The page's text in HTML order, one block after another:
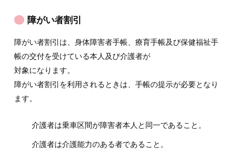
障がい者割引
障がい者割引は、身体障害者手帳、療育手帳及び保健福祉手
帳の交付を受けている本人及び介護者が
対象になります。
障がい者割引を利用されるときは、手帳の提示が必要となり
ます。
介護者は乗車区間が障害者本人と同一であること。
介護者は介護能力のある者であること。